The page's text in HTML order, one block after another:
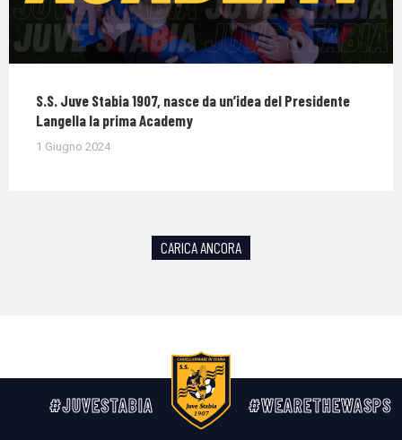
S.S. Juve Stabia 1907, nasce da un’idea del Presidente
Langella la prima Academy
1 Giugno 2024
CARICA ANCORA
#JUVESTABIA #WEARETHEWASPS